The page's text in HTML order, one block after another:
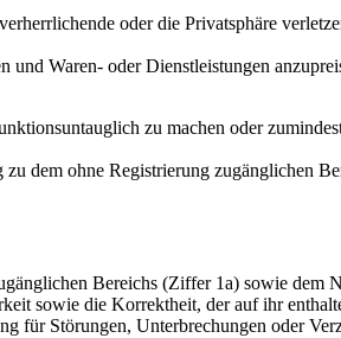
oder die Privatsphäre
und Waren- oder Dienstleistungen
zu machen oder
dem ohne Registrierung zugänglichen
Bereichs (Ziffer 1a) sowie dem
sowie die Korrektheit, der auf ihr
Störungen, Unterbrechungen oder